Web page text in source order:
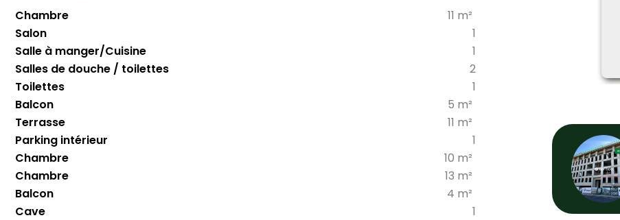
Chambre
11 m²
1
Salon
1
Salle à manger/Cuisine
2
Salles de douche / toilettes
1
Toilettes
Balcon
5 m²
Terrasse
11 m²
1
Parking intérieur
Chambre
10 m²
Chambre
13 m²
Balcon
4 m²
1
Cave